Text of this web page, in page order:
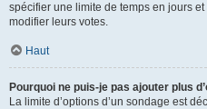
spécifier une limite de temps en jours
modifier leurs votes.
Haut
Pourquoi ne puis-je pas ajouter plus
La limite d’options d’un sondage est